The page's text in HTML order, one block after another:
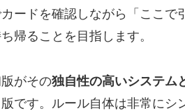
ードを確認しながら「ここで
帰ることを目指します。
がその独自性の高いシステム
です。ルール自体は非常にシ